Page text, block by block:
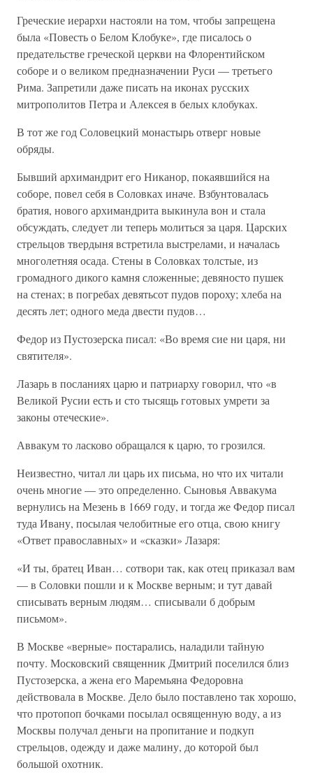
Греческие иерархи настояли на том, чтобы запрещена
была «Повесть о Белом Клобуке», где писалось о
предательстве греческой церкви на Флорентийском
соборе и о великом предназначении Руси — третьего
Рима. Запретили даже писать на иконах русских
митрополитов Петра и Алексея в белых клобуках.
В тот же год Соловецкий монастырь отверг новые
обряды.
Бывший архимандрит его Никанор, покаявшийся на
соборе, повел себя в Соловках иначе. Взбунтовалась
братия, нового архимандрита выкинула вон и стала
обсуждать, следует ли теперь молиться за царя. Царских
стрельцов твердыня встретила выстрелами, и началась
многолетняя осада. Стены в Соловках толстые, из
громадного дикого камня сложенные; девяносто пушек
на стенах; в погребах девятьсот пудов пороху; хлеба на
десять лет; одного меда двести пудов…
Федор из Пустозерска писал: «Во время сие ни царя, ни
святителя».
Лазарь в посланиях царю и патриарху говорил, что «в
Великой Русии есть и сто тысящь готовых умрети за
законы отеческие».
Аввакум то ласково обращался к царю, то грозился.
Неизвестно, читал ли царь их письма, но что их читали
очень многие — это определенно. Сыновья Аввакума
вернулись на Мезень в 1669 году, и тогда же Федор писал
туда Ивану, посылая челобитные его отца, свою книгу
«Ответ православных» и «сказки» Лазаря:
«И ты, братец Иван… сотвори так, как отец приказал вам
— в Соловки пошли и к Москве верным; и тут давай
списывать верным людям… списывали б добрым
письмом».
В Москве «верные» постарались, наладили тайную
почту. Московский священник Дмитрий поселился близ
Пустозерска, а жена его Маремьяна Федоровна
действовала в Москве. Дело было поставлено так хорошо,
что протопоп бочками посылал освященную воду, а из
Москвы получал деньги на пропитание и подкуп
стрельцов, одежду и даже малину, до которой был
большой охотник.